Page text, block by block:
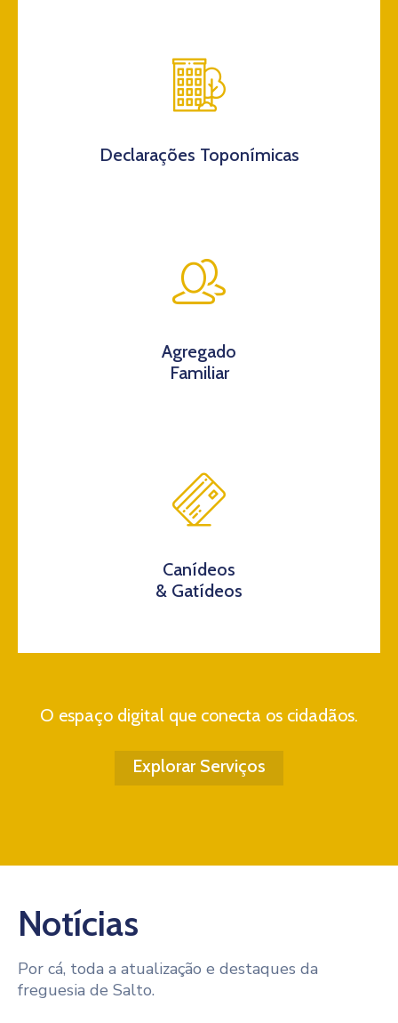
Declarações Toponímicas
Agregado
Familiar
Canídeos
& Gatídeos
O espaço digital que conecta os cidadãos.
Explorar Serviços
Notícias
Por cá, toda a atualização e destaques da
freguesia de Salto.